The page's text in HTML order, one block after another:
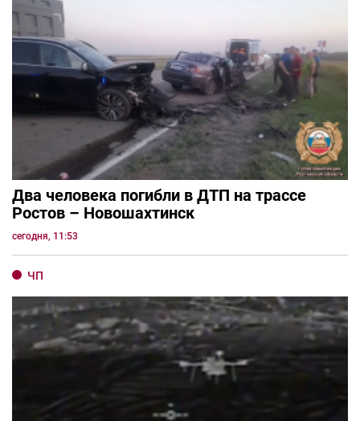
Два человека погибли в ДТП на трассе
Ростов – Новошахтинск
сегодня, 11:53
ЧП